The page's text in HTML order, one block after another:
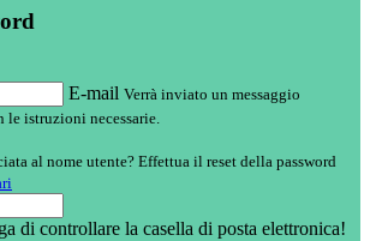
E-mail Verrà inviato un messaggio
istruzioni necessarie.
al nome utente? Effettua il reset della password
di controllare la casella di posta elettronica!